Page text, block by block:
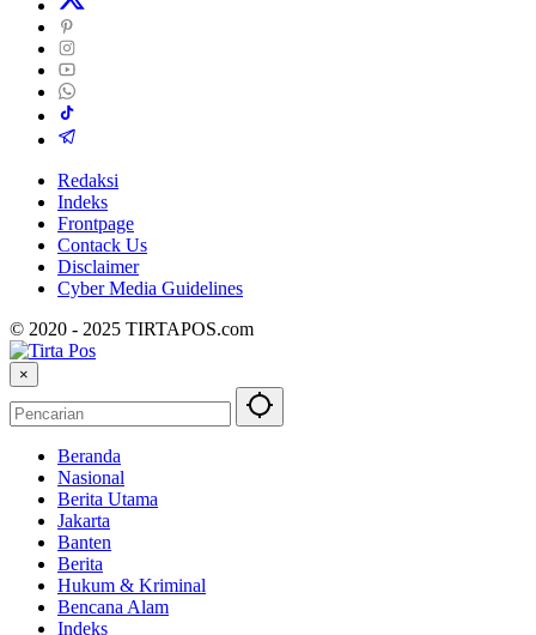
Redaksi
Indeks
Frontpage
Contack Us
Disclaimer
Cyber ​​Media Guidelines
© 2020 - 2025 TIRTAPOS.com
×
Beranda
Nasional
Berita Utama
Jakarta
Banten
Berita
Hukum & Kriminal
Bencana Alam
Indeks